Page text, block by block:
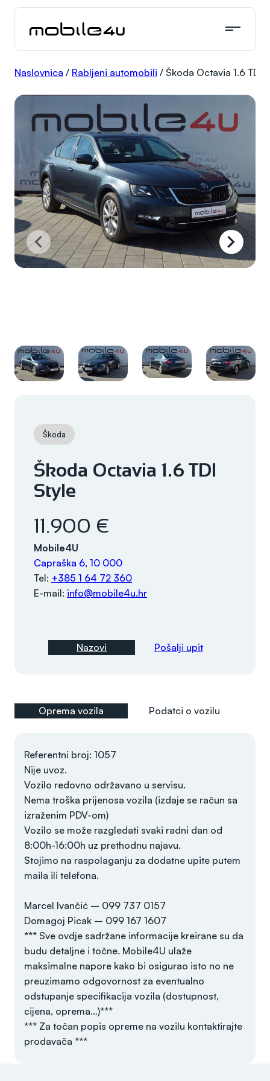
Skoči
sadržaja
Naslovnica / Rabljeni automobili / Škoda Octavia 1.6 TDI
Škoda
Škoda Octavia 1.6 TDI
Style
11.900 €
Mobile4U
Capraška 6, 10 000
Tel: +385 1 64 72 360
E-mail: info@mobile4u.hr
Nazovi Pošalji upit
Oprema vozila Podatci o vozilu
Referentni broj: 1057
Nije uvoz.
Vozilo redovno održavano u servisu.
Nema troška prijenosa vozila (izdaje se račun sa
izraženim PDV-om)
Vozilo se može razgledati svaki radni dan od
8:00h-16:00h uz prethodnu najavu.
Stojimo na raspolaganju za dodatne upite putem
maila ili telefona.
Marcel Ivančić – 099 737 0157
Domagoj Picak – 099 167 1607
*** Sve ovdje sadržane informacije kreirane su da
budu detaljne i točne. Mobile4U ulaže
maksimalne napore kako bi osigurao isto no ne
preuzimamo odgovornost za eventualno
odstupanje specifikacija vozila (dostupnost,
cijena, oprema…)***
*** Za točan popis opreme na vozilu kontaktirajte
prodavača ***